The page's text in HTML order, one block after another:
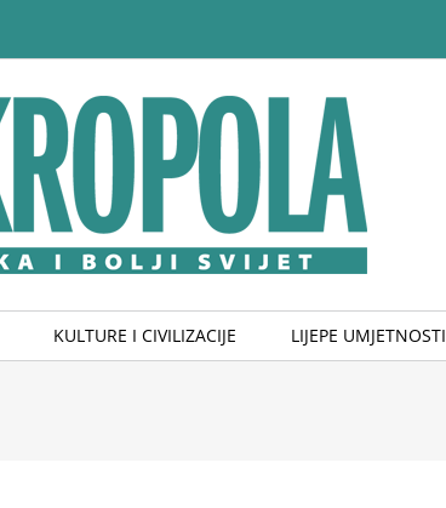
KULTURE I CIVILIZACIJE LIJEPE UMJETNOSTI